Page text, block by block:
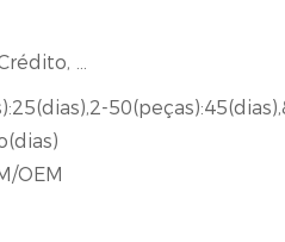
...
OEM